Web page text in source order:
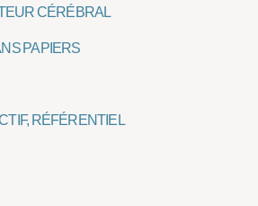
CÉRÉBRAL
PAPIERS
RÉFÉRENTIEL